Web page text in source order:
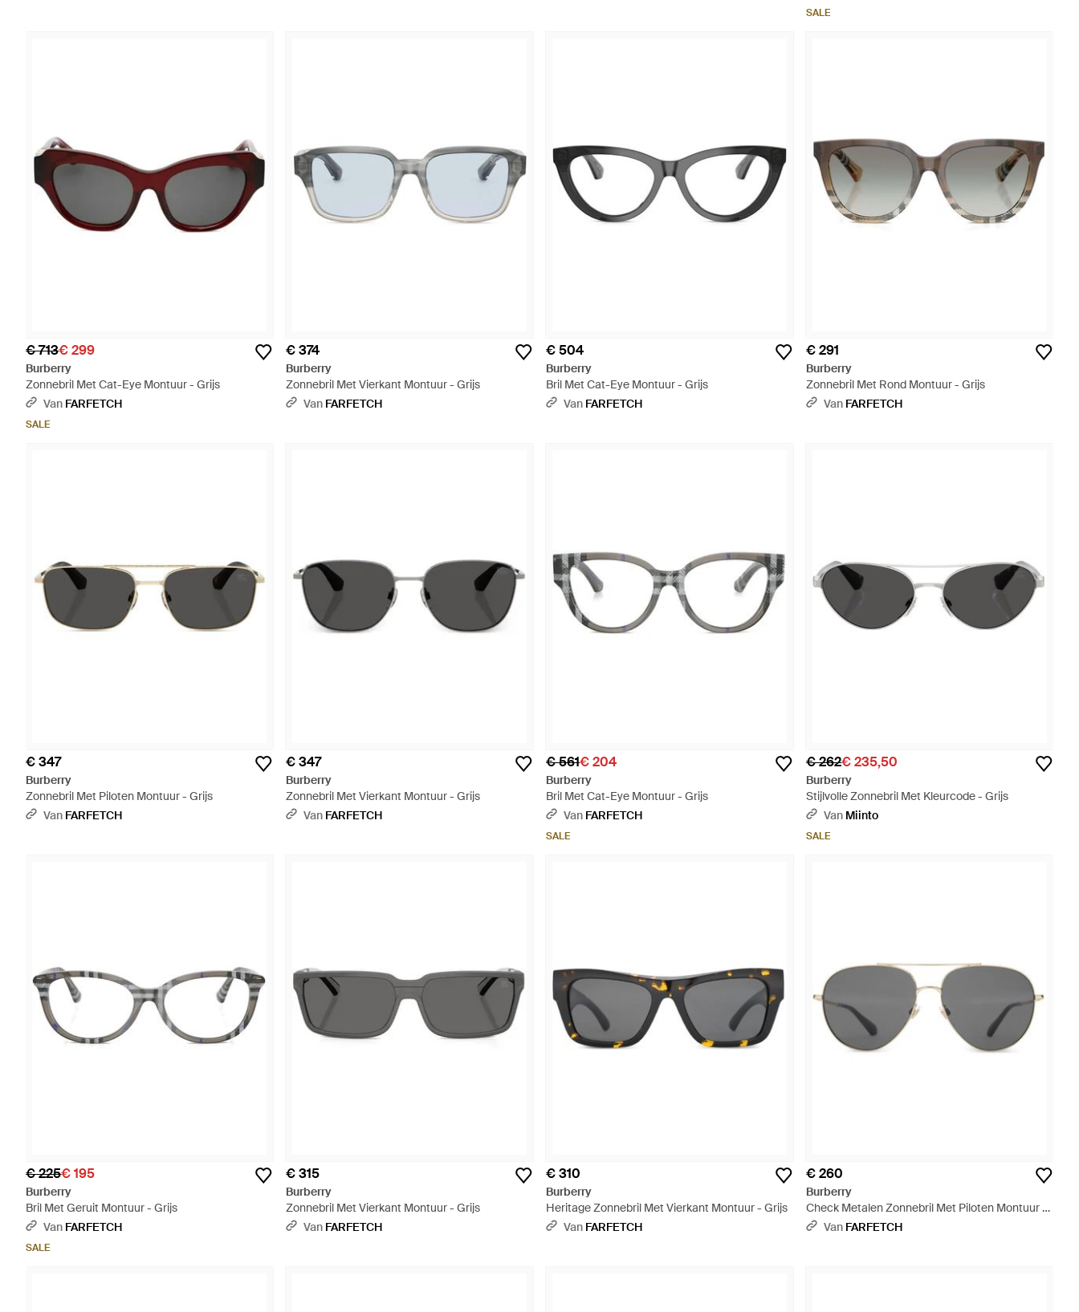
SALE
€ 713€ 299
Burberry
Zonnebril Met Cat-Eye Montuur - Grijs
Van FARFETCH
SALE
€ 374
Burberry
Zonnebril Met Vierkant Montuur - Grijs
Van FARFETCH
€ 504
Burberry
Bril Met Cat-Eye Montuur - Grijs
Van FARFETCH
€ 291
Burberry
Zonnebril Met Rond Montuur - Grijs
Van FARFETCH
€ 347
Burberry
Zonnebril Met Piloten Montuur - Grijs
Van FARFETCH
€ 347
Burberry
Zonnebril Met Vierkant Montuur - Grijs
Van FARFETCH
€ 561€ 204
Burberry
Bril Met Cat-Eye Montuur - Grijs
Van FARFETCH
SALE
€ 262€ 235,50
Burberry
Stijlvolle Zonnebril Met Kleurcode - Grijs
Van Miinto
SALE
€ 225€ 195
Burberry
Bril Met Geruit Montuur - Grijs
Van FARFETCH
SALE
€ 315
Burberry
Zonnebril Met Vierkant Montuur - Grijs
Van FARFETCH
€ 310
Burberry
Heritage Zonnebril Met Vierkant Montuur - Grijs
Van FARFETCH
€ 260
Burberry
Check Metalen Zonnebril Met Piloten Montuur -
GrijsVan FARFETCH